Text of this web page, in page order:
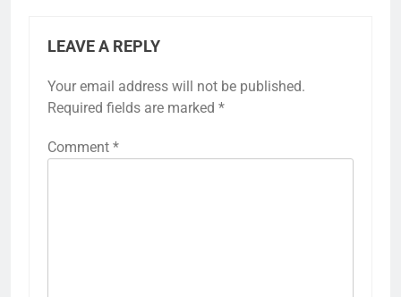
LEAVE A REPLY
Your email address will not be published.
Required fields are marked *
Comment *